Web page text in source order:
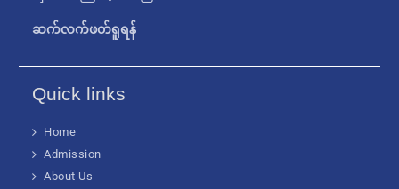
ဆက်လက်ဖတ်ရူရန်
Quick links
Home
Admission
About Us